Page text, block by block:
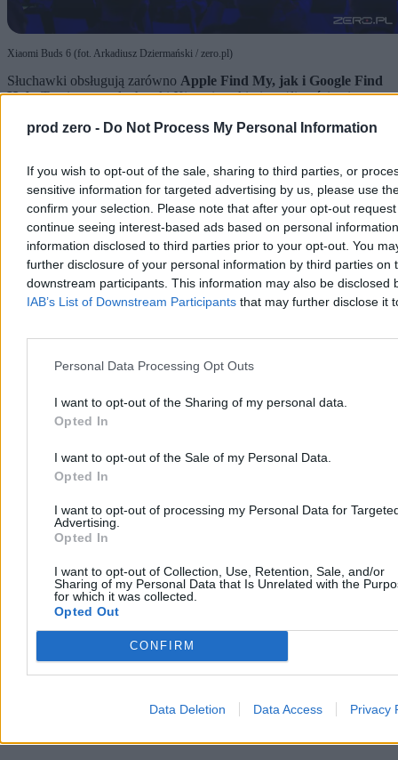
prod zero - Do Not Process My Personal Information
If you wish to opt-out of the sale, sharing to third parties, or
sensitive information for targeted advertising by us, please use
confirm your selection. Please note that after your opt-out
continue seeing interest-based ads based on personal
information disclosed to third parties prior to your opt-out. You
further disclosure of your personal information by third parties on
downstream participants. This information may also be disclosed
IAB’s List of Downstream Participants that may further disclose it
Personal Data Processing Opt Outs
I want to opt-out of the Sharing of my personal data.
Opted In
I want to opt-out of the Sale of my Personal Data.
Opted In
I want to opt-out of processing my Personal Data for
Advertising.
Opted In
I want to opt-out of Collection, Use, Retention, Sale, and/or
Sharing of my Personal Data that Is Unrelated with the
for which it was collected.
Opted Out
CONFIRM
Data Deletion Data Access Privacy
Xiaomi Buds 6 (fot. Arkadiusz Dziermański / zero.pl)
Słuchawki obsługują zarówno Apple Find My, jak i Google Find
Hub. To pierwsze słuchawki Xiaomi z takimi możliwościami.
Xiaomi Buds 6 będą dostępne w Polsce za499 złw kolorze
Najpopularniejsze
Boli mnie nagonka na hulajnogi elektryczne. Nie każdy kierujący
jest idiotą
Asana, Slack, Toggl i Excel w jednym? Największe polskie firmy
wybierają IC Project
Samsung chce zdradzić Wear OS. To może być dobry pomysł
lub wizerunkowa porażka
Windows jak Apple. Jedna z najlepszych funkcji wkrótce dostępna
Ekskluzywny pokaz GTA VI na Netflixie. Internet jest w tej
sprawie podzielony
Google rezygnuje z mobilnego AI Studio. Na aplikację czekało 800
tys. osób
Przed 5 sierpnia trzeba się zalogować do mObywatela. Uważaj na
oszustów
Reklama